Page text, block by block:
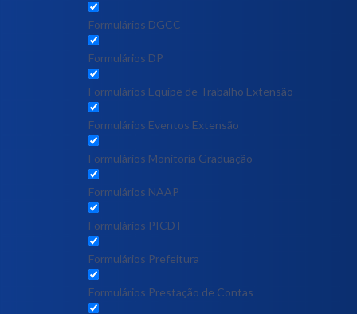
Formulários DGCC
Formulários DP
Formulários Equipe de Trabalho Extensão
Formulários Eventos Extensão
Formulários Monitoria Graduação
Formulários NAAP
Formulários PICDT
Formulários Prefeitura
Formulários Prestação de Contas